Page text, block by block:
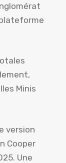
Minis
version
Cooper
Une